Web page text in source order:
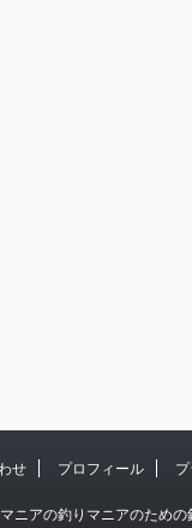
せ プロフィール
ニアの釣りマニアのための